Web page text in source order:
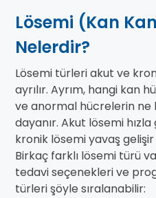
Lösemi (Kan
Nelerdir?
Lösemi türleri akut ve
ayrılır. Ayrım, hangi kan
ve anormal hücrelerin ne
dayanır. Akut lösemi
kronik lösemi yavaş
Birkaç farklı lösemi türü
tedavi seçenekleri ve
türleri şöyle sıralanabilir: